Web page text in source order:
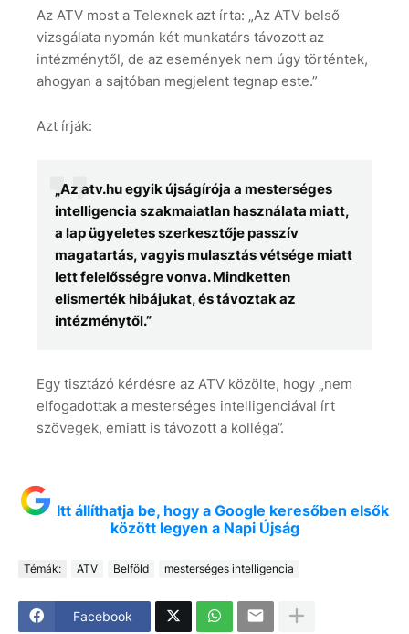
Az ATV most a Telexnek azt írta: „Az ATV belső
vizsgálata nyomán két munkatárs távozott az
intézménytől, de az események nem úgy történtek,
ahogyan a sajtóban megjelent tegnap este.”
Azt írják:
„Az atv.hu egyik újságírója a mesterséges
intelligencia szakmaiatlan használata miatt,
a lap ügyeletes szerkesztője passzív
magatartás, vagyis mulasztás vétsége miatt
lett felelősségre vonva. Mindketten
elismerték hibájukat, és távoztak az
intézménytől.”
Egy tisztázó kérdésre az ATV közölte, hogy „nem
elfogadottak a mesterséges intelligenciával írt
szövegek, emiatt is távozott a kolléga”.
Itt állíthatja be, hogy a Google keresőben elsők
között legyen a Napi Újság
Témák: ATV Belföld mesterséges intelligencia
Facebook